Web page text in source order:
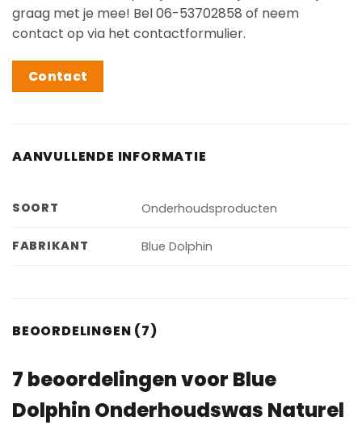
graag met je mee! Bel 06-53702858 of neem
contact op via het contactformulier.
Contact
AANVULLENDE INFORMATIE
SOORT Onderhoudsproducten
FABRIKANT Blue Dolphin
BEOORDELINGEN (7)
7 beoordelingen voor Blue
Dolphin Onderhoudswas Naturel